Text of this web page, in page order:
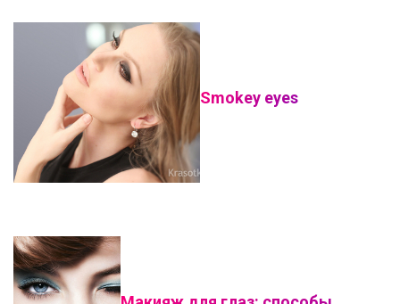
Smokey eyes